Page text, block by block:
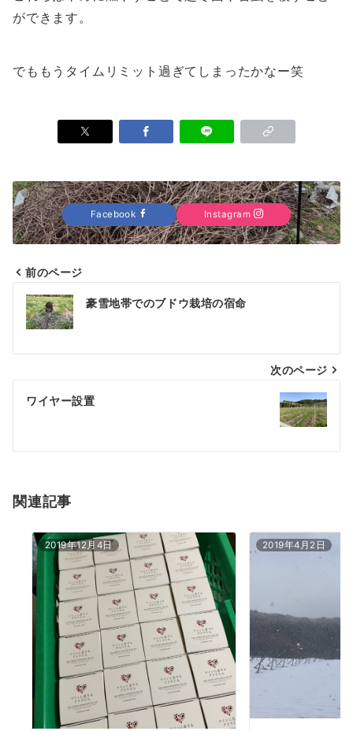
ができます。
でももうタイムリミット過ぎてしまったかなー笑
Facebook Instagram
投
稿
ビ
ゲ
シ
ン
前のページ
豪雪地帯でのブドウ栽培の宿命
次のページ
ワイヤー設置
関連記事
2019年12月4日 2019年4月2日